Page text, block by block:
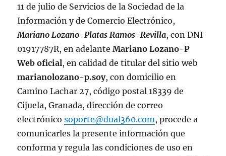
11 de julio de Servicios de la Sociedad de la
Información y de Comercio Electrónico,
Mariano Lozano-Platas Ramos-Revilla, con DNI
01917787R, en adelanteMariano Lozano-P
Web oficial, en calidad de titular del sitio web
marianolozano-p.soy, con domicilio en
Camino Lachar 27, código postal 18339 de
Cijuela, Granada, dirección de correo
electrónicosoporte@dual360.com, procede a
comunicarles la presente información que
conforma y regula las condiciones de uso en